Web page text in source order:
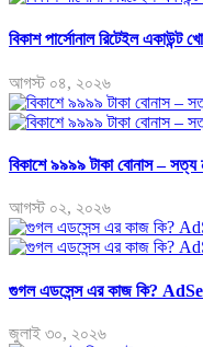
বিকাশ পার্সোনাল রিটেইল একাউন্ট
আগস্ট ০৪, ২০২৬
বিকাশে ৯৯৯৯ টাকা বোনাস –
আগস্ট ০২, ২০২৬
গুগল এডসেন্স এর কাজ কি?
জুলাই ৩০, ২০২৬